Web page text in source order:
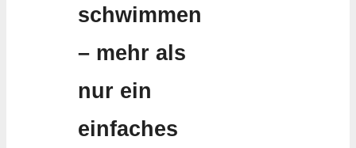
schwimmen
– mehr als
nur ein
einfaches